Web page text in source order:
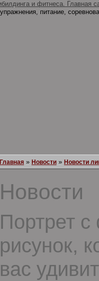
Главная » Новости » Новости
Новости
Портрет
рисунок,
вас удивит